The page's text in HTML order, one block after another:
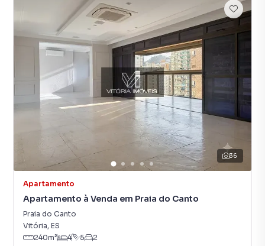
36
Apartamento
Apartamento à Venda em Praia do Canto
Praia do Canto
Vitória, ES
240m² 4 5 2